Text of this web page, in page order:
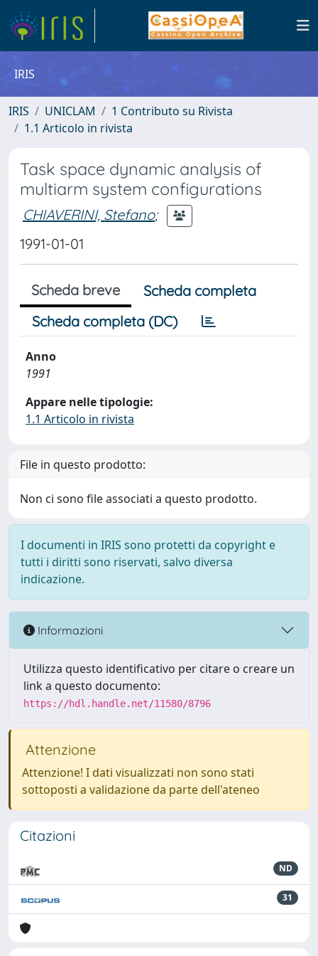
IRIS
IRIS UNICLAM
1 Contributo su Rivista
1.1 Articolo in rivista
Task space dynamic analysis of
multiarm system configurations
CHIAVERINI, Stefano;
1991-01-01
Scheda breve
Scheda completa
Scheda completa (DC)
Anno
1991
Appare nelle tipologie:
1.1 Articolo in rivista
File in questo prodotto:
Non ci sono file associati a questo prodotto.
I documenti in IRIS sono protetti da copyright e
tutti i diritti sono riservati, salvo diversa
indicazione.
Informazioni
Utilizza questo identificativo per citare o creare un
link a questo documento:
https://hdl.handle.net/11580/8796
Attenzione
Attenzione! I dati visualizzati non sono stati
sottoposti a validazione da parte dell'ateneo
Citazioni
ND
31